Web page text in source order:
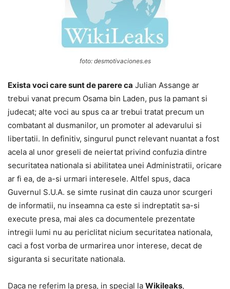
foto: desmotivaciones.es
Exista voci care sunt de parere ca Julian Assange ar
trebui vanat precum Osama bin Laden, pus la pamant si
judecat; alte voci au spus ca ar trebui tratat precum un
combatant al dusmanilor, un promoter al adevarului si
libertatii. In definitiv, singurul punct relevant nuantat a fost
acela al unor greseli de neiertat privind confuzia dintre
securitatea nationala si abilitatea unei Administratii, oricare
ar fi ea, de a-si urmari interesele. Altfel spus, daca
Guvernul S.U.A. se simte rusinat din cauza unor scurgeri
de informatii, nu inseamna ca este si indreptatit sa-si
execute presa, mai ales ca documentele prezentate
intregii lumi nu au periclitat nicium securitatea nationala,
caci a fost vorba de urmarirea unor interese, decat de
siguranta si securitate nationala.
Daca ne referim la presa, in special la Wikileaks,